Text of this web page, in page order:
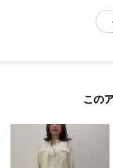
この